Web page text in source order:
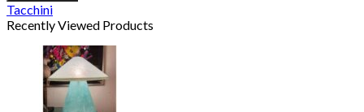
Tacchini
Recently Viewed Products